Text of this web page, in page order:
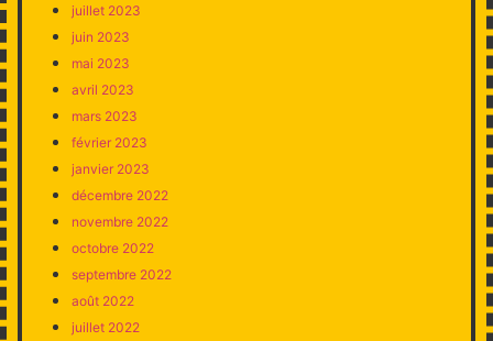
juillet 2023
juin 2023
mai 2023
avril 2023
mars 2023
février 2023
janvier 2023
décembre 2022
novembre 2022
octobre 2022
septembre 2022
août 2022
juillet 2022